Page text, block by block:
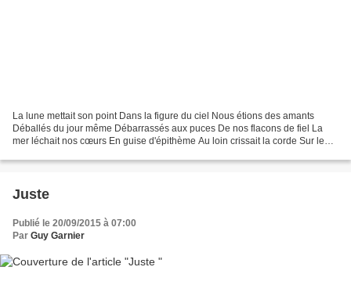
La lune mettait son point Dans la figure du ciel Nous étions des amants
Déballés du jour même Débarrassés aux puces De nos flacons de fiel La
mer léchait nos cœurs En guise d'épithème Au loin crissait la corde Sur le
Juste
Publié le 20/09/2015 à 07:00
Par Guy Garnier